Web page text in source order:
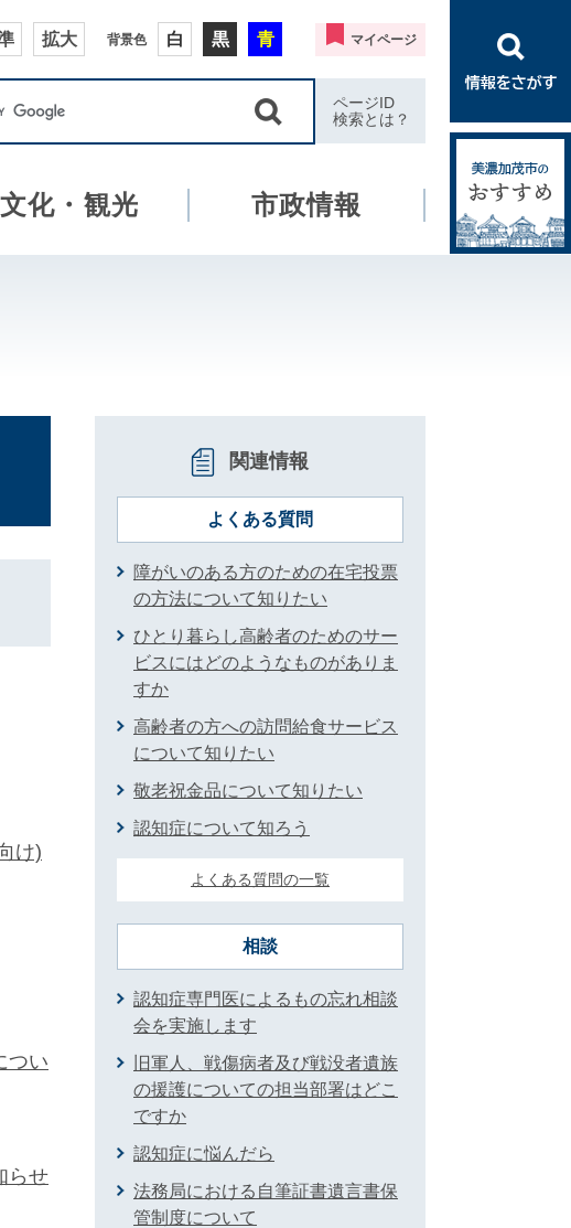
拡大 背景色 白 黒 青 マイページ
ページID
検索とは？
文化・観光 市政情報
け)
つい
らせ
関連情報
よくある質問
障がいのある方のための在宅投票
の方法について知りたい
ひとり暮らし高齢者のためのサー
ビスにはどのようなものがありま
すか
高齢者の方への訪問給食サービス
について知りたい
敬老祝金品について知りたい
認知症について知ろう
よくある質問の一覧
相談
認知症専門医によるもの忘れ相談
会を実施します
旧軍人、戦傷病者及び戦没者遺族
の援護についての担当部署はどこ
ですか
認知症に悩んだら
法務局における自筆証書遺言書保
管制度について